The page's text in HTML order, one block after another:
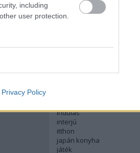
including
user protection.
Privacy Policy
English
északi konyha
francia konyha
holland konyha
indulás
interjú
itthon
japán konyha
játék